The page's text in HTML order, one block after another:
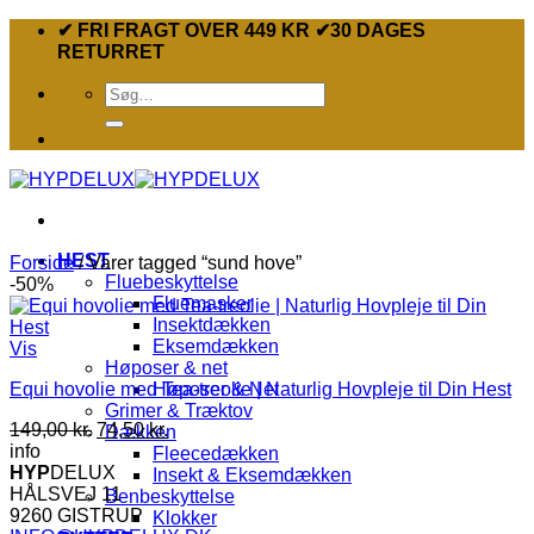
Fortsæt✔ FRI FRAGT OVER 449 KR ✔30 DAGES
RETURRET
Søg
efter:
HEST
Fluebeskyttelse
Fluemasker
Insektdækken
Eksemdækken
Høposer & net
Høposer & Net
Grimer & Træktov
Dækken
Fleecedækken
Insekt & Eksemdækken
Benbeskyttelse
Klokker
Forside /Varer tagged “sund hove”
-50%
Vis
Equi hovolie med Tea-treolie | Naturlig Hovpleje til Din Hest
149,00kr. Den
oprindelige
pris
var:
149,00 kr..
74,50kr.Den
aktuelle
pris
er:
74,50 kr..
info
HYPDELUX
HÅLSVEJ 11
9260 GISTRUP